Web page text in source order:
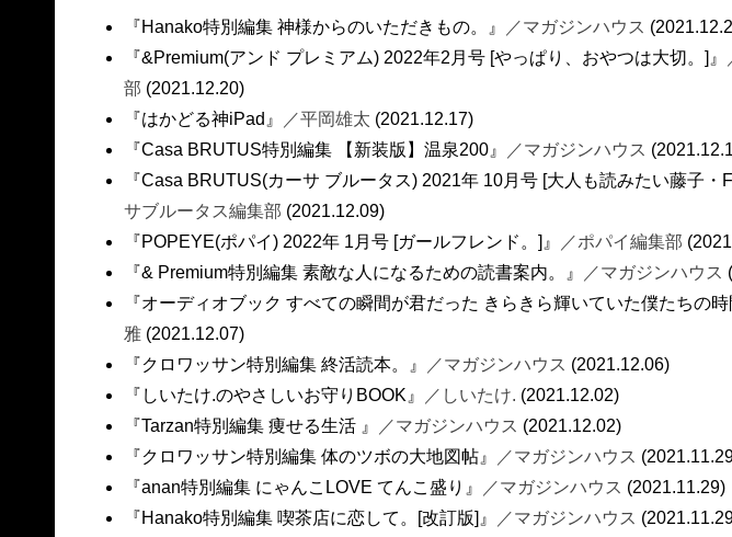
『Hanako特別編集 神様からのいただきもの。』 ／マガジンハウス
『&Premium(アンド プレミアム) 2022年2月号 [やっぱり、おやつは大切。]』
部 (2021.12.20)
『はかどる神iPad』
／平岡雄太 (2021.12.17)
『Casa BRUTUS特別編集 【新装版】温泉200』
／マガジンハウス
『Casa BRUTUS(カーサ ブルータス) 2021年 10月号 [大人も読みたい藤子・F
サブルータス編集部 (2021.12.09)
『POPEYE(ポパイ) 2022年 1月号 [ガールフレンド。]』
／ポパイ編集部
『& Premium特別編集 素敵な人になるための読書案内。』
／マガジンハウス
『オーディオブック すべての瞬間が君だった きらきら輝いていた僕たちの時
雅 (2021.12.07)
『クロワッサン特別編集 終活読本。』
／マガジンハウス (2021.12.06)
『しいたけ.のやさしいお守りBOOK』
／しいたけ. (2021.12.02)
『Tarzan特別編集 痩せる生活 』
／マガジンハウス (2021.12.02)
『クロワッサン特別編集 体のツボの大地図帖』
／マガジンハウス
『anan特別編集 にゃんこLOVE てんこ盛り』
／マガジンハウス (2021.11.29)
『Hanako特別編集 喫茶店に恋して。[改訂版]』
／マガジンハウス